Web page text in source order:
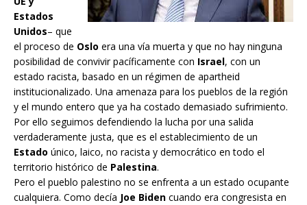
Estados
Unidos– que
el proceso de Oslo era una vía muerta y que no hay ninguna
posibilidad de convivir pacíficamente con Israel, con un
estado racista, basado en un régimen de apartheid
institucionalizado. Una amenaza para los pueblos de la región
y el mundo entero que ya ha costado demasiado sufrimiento.
Por ello seguimos defendiendo la lucha por una salida
verdaderamente justa, que es el establecimiento de un
Estado único, laico, no racista y democrático en todo el
territorio histórico de Palestina.
Pero el pueblo palestino no se enfrenta a un estado ocupante
cualquiera. Como decía Joe Biden cuando era congresista en